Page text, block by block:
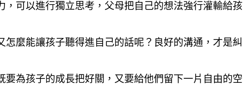
可以進行獨立思考，父母把自己的想法強行灌輸給孩
麼能讓孩子聽得進自己的話呢？良好的溝通，才是糾
為孩子的成長把好關，又要給他們留下一片自由的空